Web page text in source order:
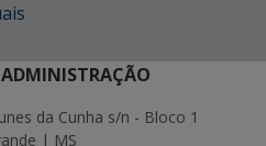
ADMINISTRAÇÃO
da Cunha s/n - Bloco 1
| MS